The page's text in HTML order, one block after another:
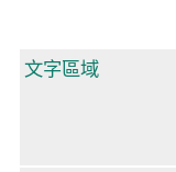
文字區域